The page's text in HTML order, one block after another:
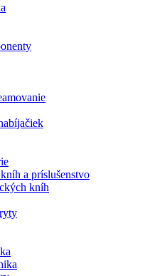
a príslušenstvo
kníh